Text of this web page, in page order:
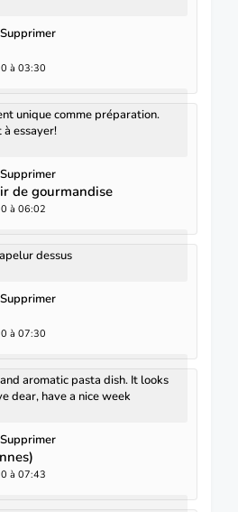
Supprimer
à 03:30
unique comme préparation.
essayer!
Supprimer
de gourmandise
à 06:02
dessus
Supprimer
à 07:30
aromatic pasta dish. It looks
dear, have a nice week
Supprimer
à 07:43